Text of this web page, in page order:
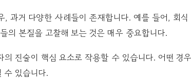
, 과거 다양한 사례들이 존재합니다. 예를 들어, 회
의 본질을 고찰해 보는 것은 매우 중요합니다.
의 진술이 핵심 요소로 작용할 수 있습니다. 어떤 경
수 있습니다.